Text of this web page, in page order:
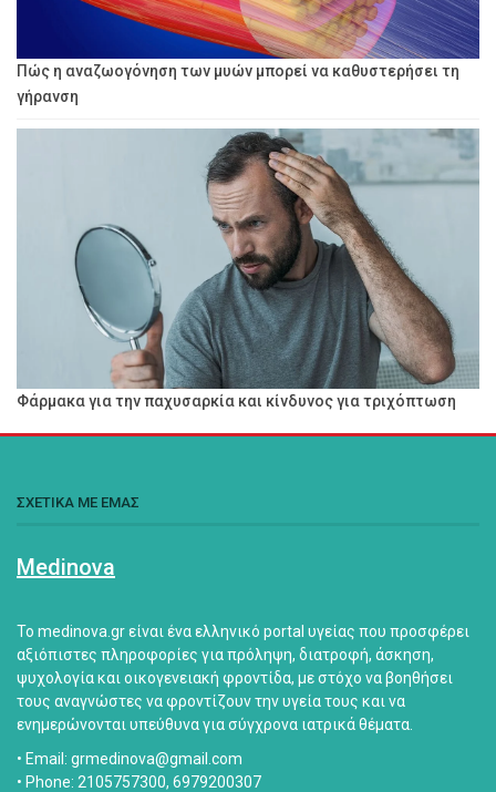
Πώς η αναζωογόνηση των μυών μπορεί να καθυστερήσει τη
γήρανση
Φάρμακα για την παχυσαρκία και κίνδυνος για τριχόπτωση
ΣΧΕΤΙΚΑ ΜΕ ΕΜΑΣ
Medinova
Το medinova.gr είναι ένα ελληνικό portal υγείας που προσφέρει
αξιόπιστες πληροφορίες για πρόληψη, διατροφή, άσκηση,
ψυχολογία και οικογενειακή φροντίδα, με στόχο να βοηθήσει
τους αναγνώστες να φροντίζουν την υγεία τους και να
ενημερώνονται υπεύθυνα για σύγχρονα ιατρικά θέματα.
• Email: grmedinova@gmail.com
• Phone: 2105757300, 6979200307